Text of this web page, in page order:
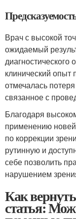
Врач с высокой
ожидаемый
диагностического
клинический опыт
отмечалась
связанное с
Благодаря
применению
по коррекции
рутинную и
себе позволить
нарушением
Как
статья: